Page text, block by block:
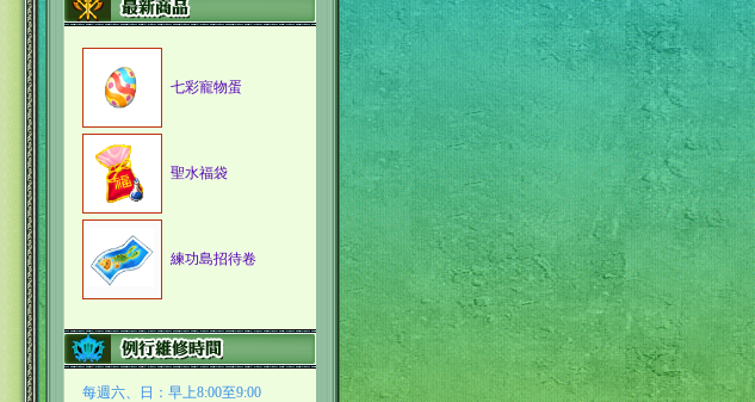
七彩寵物蛋
聖水福袋
練功島招待卷
每週六、日：早上8:00至9:00